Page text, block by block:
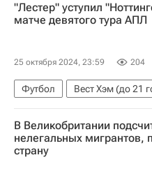
"Лестер" уступил
матче девятого тура АПЛ
25 октября 2024, 23:59 204
Футбол Вест Хэм (до 21
Ноттингем Форест
Крис Вуд
Тедди
Спорт
В Великобритании
нелегальных мигрантов,
страну